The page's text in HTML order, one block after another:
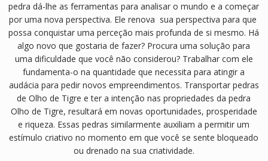
pedra dá-lhe as ferramentas para analisar o mundo e a começar
por uma nova perspectiva. Ele renova sua perspectiva para que
possa conquistar uma perceção mais profunda de si mesmo. Há
algo novo que gostaria de fazer? Procura uma solução para
uma dificuldade que você não considerou? Trabalhar com ele
fundamenta-o na quantidade que necessita para atingir a
audácia para pedir novos empreendimentos. Transportar pedras
de Olho de Tigre e ter a intenção nas propriedades da pedra
Olho de Tigre, resultará em novas oportunidades, prosperidade
e riqueza. Essas pedras similarmente auxiliam a permitir um
estímulo criativo no momento em que você se sente bloqueado
ou drenado na sua criatividade.